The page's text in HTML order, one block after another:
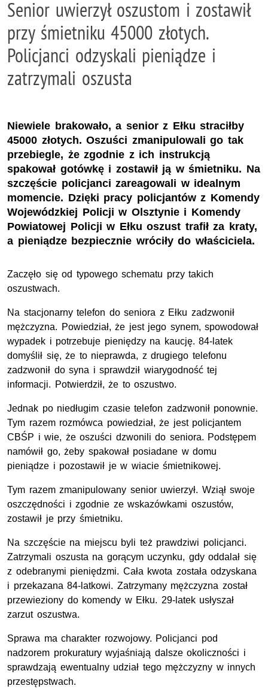
Senior uwierzył oszustom i zostawił
przy śmietniku 45000 złotych.
Policjanci odzyskali pieniądze i
zatrzymali oszusta
Niewiele brakowało, a senior z Ełku straciłby
45000 złotych. Oszuści zmanipulowali go tak
przebiegle, że zgodnie z ich instrukcją
spakował gotówkę i zostawił ją w śmietniku. Na
szczęście policjanci zareagowali w idealnym
momencie. Dzięki pracy policjantów z Komendy
Wojewódzkiej Policji w Olsztynie i Komendy
Powiatowej Policji w Ełku oszust trafił za kraty,
a pieniądze bezpiecznie wróciły do właściciela.
Zaczęło się od typowego schematu przy takich
oszustwach.
Na stacjonarny telefon do seniora z Ełku zadzwonił
mężczyzna. Powiedział, że jest jego synem, spowodował
wypadek i potrzebuje pieniędzy na kaucję. 84-latek
domyślił się, że to nieprawda, z drugiego telefonu
zadzwonił do syna i sprawdził wiarygodność tej
informacji. Potwierdził, że to oszustwo.
Jednak po niedługim czasie telefon zadzwonił ponownie.
Tym razem rozmówca powiedział, że jest policjantem
CBŚP i wie, że oszuści dzwonili do seniora. Podstępem
namówił go, żeby spakował posiadane w domu
pieniądze i pozostawił je w wiacie śmietnikowej.
Tym razem zmanipulowany senior uwierzył. Wziął swoje
oszczędności i zgodnie ze wskazówkami oszustów,
zostawił je przy śmietniku.
Na szczęście na miejscu byli też prawdziwi policjanci.
Zatrzymali oszusta na gorącym uczynku, gdy oddalał się
z odebranymi pieniędzmi. Cała kwota została odzyskana
i przekazana 84-latkowi. Zatrzymany mężczyzna został
przewieziony do komendy w Ełku. 29-latek usłyszał
zarzut oszustwa.
Sprawa ma charakter rozwojowy. Policjanci pod
nadzorem prokuratury wyjaśniają dalsze okoliczności i
sprawdzają ewentualny udział tego mężczyzny w innych
przestępstwach.